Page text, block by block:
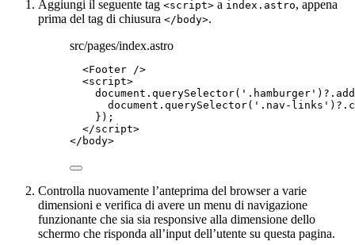
Aggiungi il seguente tag <script> a index.astro, appena
prima del tag di chiusura </body>.
src/pages/index.astro
<Footer />
<script>
document . querySelector( ' .hamburger ' ) ?.
document . querySelector( ' .nav-links ' ) ?.
});
</script>
</ body>
Controlla nuovamente l’anteprima del browser a varie
dimensioni e verifica di avere un menu di navigazione
funzionante che sia sia responsive alla dimensione dello
schermo che risponda all’input dell’utente su questa pagina.